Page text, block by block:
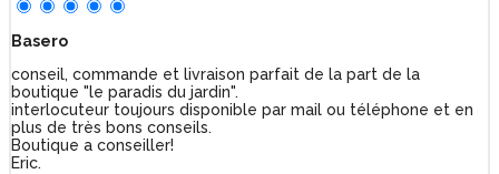
Basero
conseil, commande et livraison parfait de la part de la
boutique "le paradis du jardin".
interlocuteur toujours disponible par mail ou téléphone et en
plus de très bons conseils.
Boutique a conseiller!
Eric.